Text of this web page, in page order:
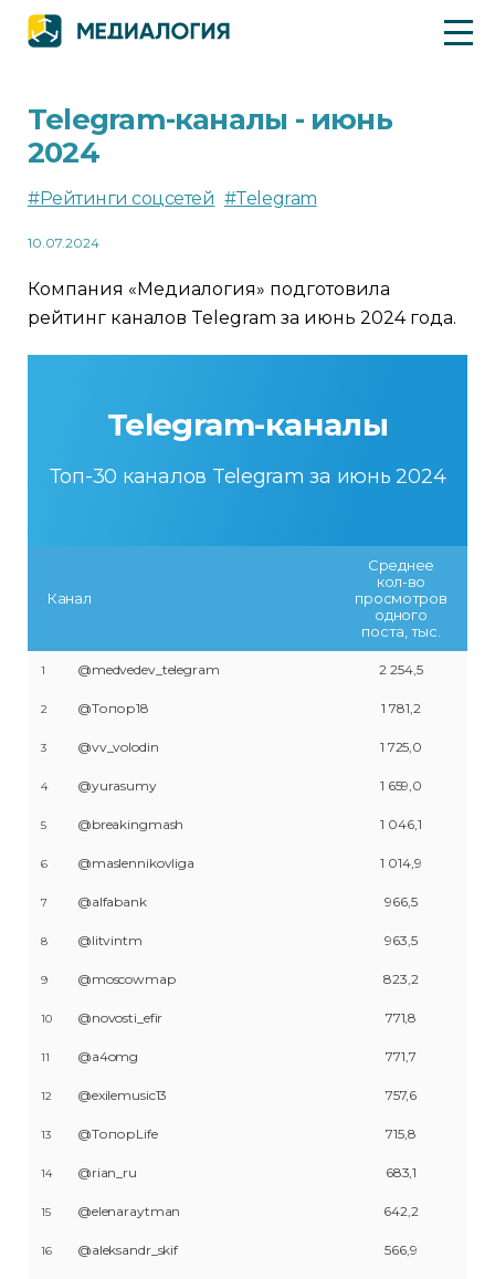
Telegram-каналы - июнь
2024
#Рейтинги соцсетей #Telegram
10.07.2024
Компания «Медиалогия» подготовила
рейтинг каналов Telegram за июнь 2024 года.
Telegram-каналы
Топ-30 каналов Telegram за июнь 2024
Канал
Среднее
кол-во
просмотров
одного
поста, тыс.
1 @medvedev_telegram 2 254,5
2 @Топор18 1 781,2
3 @vv_volodin 1 725,0
4 @yurasumy 1 659,0
5 @breakingmash 1 046,1
6 @maslennikovliga 1 014,9
7 @alfabank 966,5
8 @litvintm 963,5
9 @moscowmap 823,2
10 @novosti_efir 771,8
11 @a4omg 771,7
12 @exilemusic13 757,6
13 @ТопорLife 715,8
14 @rian_ru 683,1
15 @elenaraytman 642,2
16 @aleksandr_skif 566,9